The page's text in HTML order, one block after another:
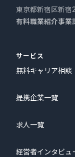
東京都新宿区新宿
有料職業紹介事業
サービス
無料キャリア相談
提携企業一覧
求人一覧
経営者インタビュ